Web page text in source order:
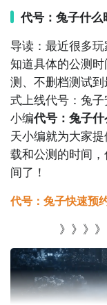
代号：兔子什
导读：最近很多
知道具体的公测
测、不删档测试
式上线代号：兔
小编代号：兔子
天小编就为大家
载和公测的时间
间了！
代号：兔子快速预
》》》